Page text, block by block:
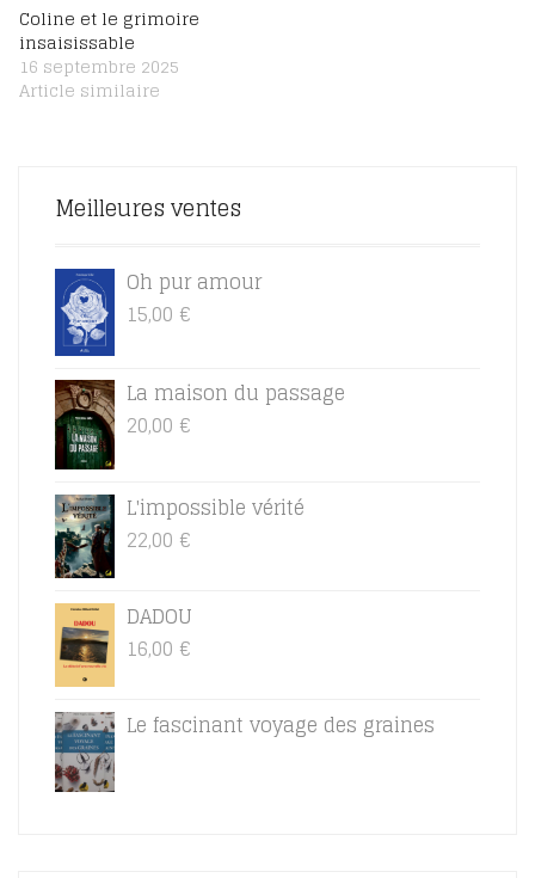
Coline et le grimoire
insaisissable
16 septembre 2025
Article similaire
Meilleures ventes
Oh pur amour
15,00 €
La maison du passage
20,00 €
L'impossible vérité
22,00 €
DADOU
16,00 €
Le fascinant voyage des graines